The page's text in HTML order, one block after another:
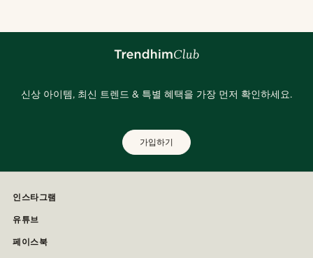
신상 아이템, 최신 트렌드 & 특별 혜택을 가장 먼저 확인하세요.
가입하기
인스타그램
유튜브
페이스북